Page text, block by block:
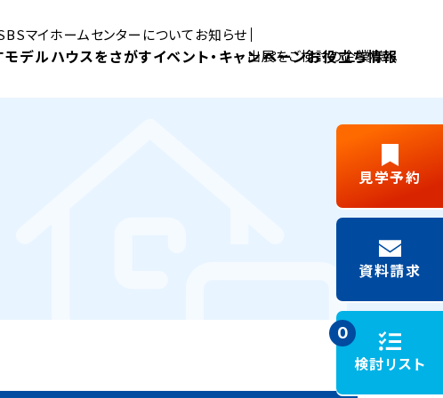
モデルハウスをさがすイベント・キャンペーン
ン
お役立ち情報
マイホームセンターについてお知らせ
出展をご検討の企業様へ
見学予約
資料請求
検討リスト
0